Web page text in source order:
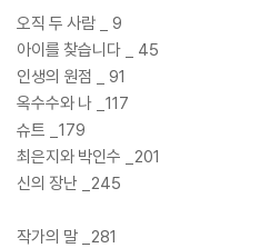
웰메이드 영화를 본 것 같은 기분이 들게
다. 김영하 단편의 중요한 특징인 반전과
곳으로 독자를 끌고 감으로써, 독자로 하
이야기, 스스로 상상해왔던 결론을 다시
에 독자는 짧은 이야기를 읽었음에도 이
고 느끼게 된다.
오직 두 사람 _ 9
아이를 찾습니다 _ 45
인생의 원점 _ 91
옥수수와 나 _117
슈트 _179
최은지와 박인수 _201
신의 장난 _245
작가의 말 _281